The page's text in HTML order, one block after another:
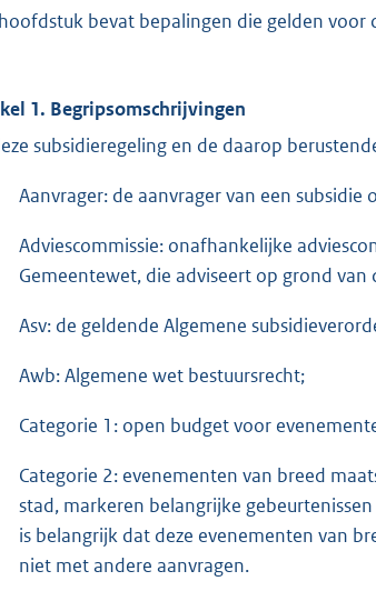
bevat bepalingen die gelden voor
1. Begripsomschrijvingen
subsidieregeling en de daarop
Aanvrager: de aanvrager van een subsidie
Adviescommissie: onafhankelijke
Gemeentewet, die adviseert op grond van
Asv: de geldende Algemene
Awb: Algemene wet bestuursrecht;
Categorie 1: open budget voor
Categorie 2: evenementen van breed
stad, markeren belangrijke
is belangrijk dat deze evenementen van
niet met andere aanvragen.